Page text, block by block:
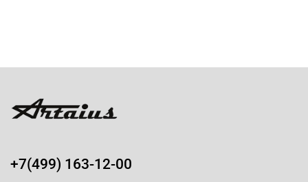
+7(499) 163-12-00